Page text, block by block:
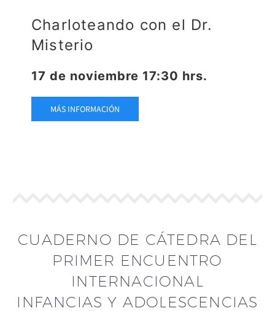
Charloteando con el Dr.
Misterio
17 de noviembre 17:30 hrs.
MÁS INFORMACIÓN
CUADERNO DE CÁTEDRA DEL
PRIMER ENCUENTRO
INTERNACIONAL
INFANCIAS Y ADOLESCENCIAS